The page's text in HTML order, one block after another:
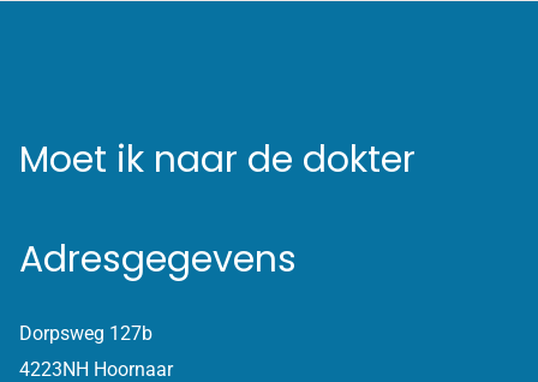
Moet ik naar de dokter
Adresgegevens
Dorpsweg 127b
4223NH Hoornaar